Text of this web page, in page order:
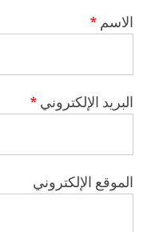
الاسم *
البريد الإلكتروني *
الموقع الإلكتروني